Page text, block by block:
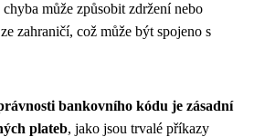
může způsobit zdržení nebo
zahraničí, což může být spojeno s
bankovního kódu je zásadní
plateb, jako jsou trvalé příkazy